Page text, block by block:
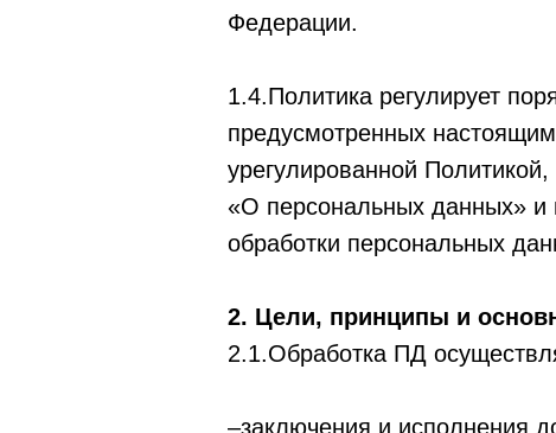
Федерации.
1.4.Политика регулирует
предусмотренных
урегулированной
«О персональных данных» и
обработки персональных
2. Цели, принципы и
2.1.Обработка ПД
–заключения и исполнения